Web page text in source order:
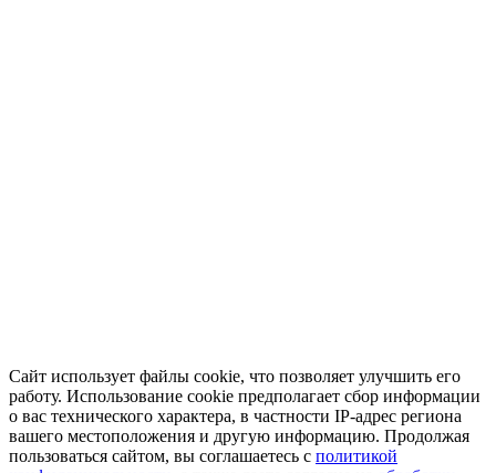
Сайт использует файлы cookie, что позволяет улучшить его
работу. Использование cookie предполагает сбор информации
о вас технического характера, в частности IP-адрес региона
вашего местоположения и другую информацию. Продолжая
пользоваться сайтом, вы соглашаетесь с политикой